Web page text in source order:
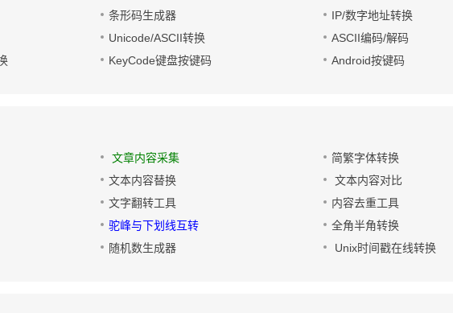
条形码生成器
IP/数字地址转换
Unicode/ASCII转换
ASCII编码/解码
KeyCode键盘按键码
Android按键码
文章内容采集
简繁字体转换
文本内容替换
文本内容对比
文字翻转工具
内容去重工具
驼峰与下划线互转
全角半角转换
随机数生成器
Unix时间戳在线转换